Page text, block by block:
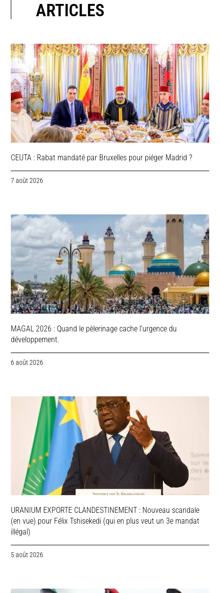
ARTICLES
CEUTA : Rabat mandaté par Bruxelles pour piéger Madrid ?
7 août 2026
MAGAL 2026 : Quand le pèlerinage cache l’urgence du
développement.
6 août 2026
URANIUM EXPORTE CLANDESTINEMENT : Nouveau scandale
(en vue) pour Félix Tshisekedi (qui en plus veut un 3e mandat
illégal)
5 août 2026